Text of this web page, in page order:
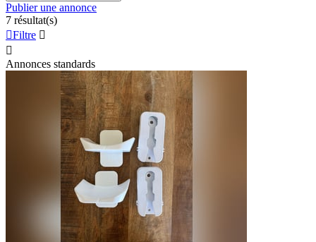
Publier une annonce
7 résultat(s)
Filtre 

Annonces standards